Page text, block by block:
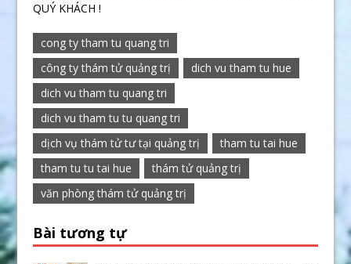
QUÝ KHÁCH !
cong ty tham tu quang tri
công ty thám tử quảng trị
dich vu tham tu hue
dich vu tham tu quang tri
dich vu tham tu tu quang tri
dịch vụ thám tử tư tại quảng trị
tham tu tai hue
tham tu tu tai hue
thám tử quảng trị
văn phòng thám tử quảng trị
Bài tương tự